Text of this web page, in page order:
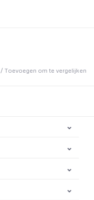
/ Toevoegen om te vergelijken